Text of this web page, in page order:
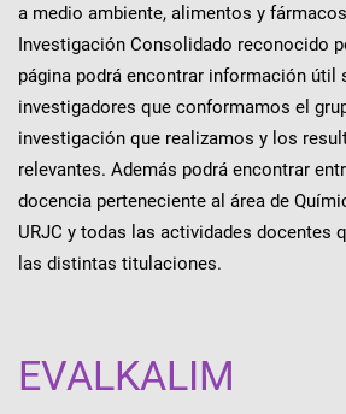
a medio ambiente, alimentos y
Investigación Consolidado reconocido
página podrá encontrar información útil
investigadores que conformamos el
investigación que realizamos y los
relevantes. Además podrá encontrar
docencia perteneciente al área de
URJC y todas las actividades docentes
las distintas titulaciones.
EVALKALIM